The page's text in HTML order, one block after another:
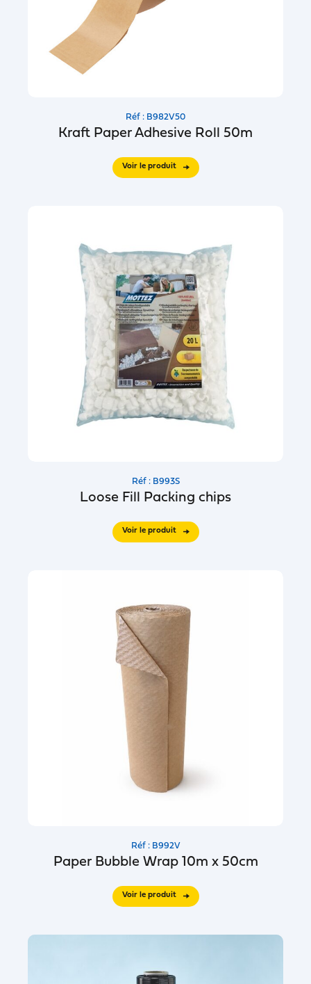
Réf : B982V50
Kraft Paper Adhesive Roll 50m
Voir le produit
Réf : B993S
Loose Fill Packing chips
Voir le produit
Réf : B992V
Paper Bubble Wrap 10m x 50cm
Voir le produit